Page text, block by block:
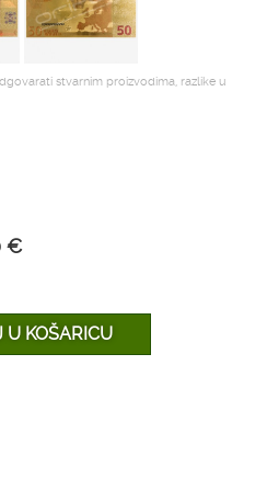
stvarnim proizvodima, razlike u
€
U KOŠARICU